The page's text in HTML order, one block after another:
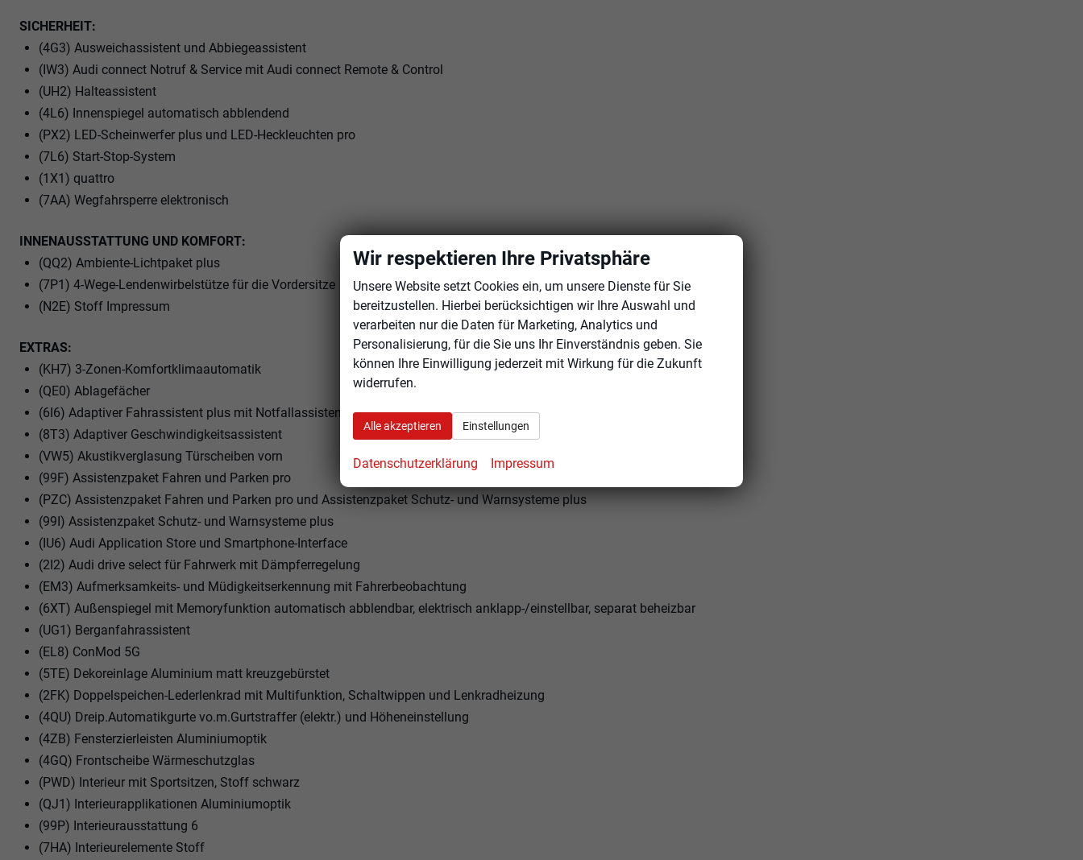
SICHERHEIT:
(4G3) Ausweichassistent und Abbiegeassistent
(IW3) Audi connect Notruf & Service mit Audi connect Remote & Control
(UH2) Halteassistent
(4L6) Innenspiegel automatisch abblendend
(PX2) LED-Scheinwerfer plus und LED-Heckleuchten pro
(7L6) Start-Stop-System
(1X1) quattro
(7AA) Wegfahrsperre elektronisch
INNENAUSSTATTUNG UND KOMFORT:
(QQ2) Ambiente-Lichtpaket plus
(7P1) 4-Wege-Lendenwirbelstütze für die Vordersitze
(N2E) Stoff Impressum
EXTRAS:
(KH7) 3-Zonen-Komfortklimaautomatik
(QE0) Ablagefächer
(6I6) Adaptiver Fahrassistent plus mit Notfallassistent
(8T3) Adaptiver Geschwindigkeitsassistent
(VW5) Akustikverglasung Türscheiben vorn
(99F) Assistenzpaket Fahren und Parken pro
(PZC) Assistenzpaket Fahren und Parken pro und Assistenzpaket Schutz- und Warnsysteme plus
(99I) Assistenzpaket Schutz- und Warnsysteme plus
(IU6) Audi Application Store und Smartphone-Interface
(2I2) Audi drive select für Fahrwerk mit Dämpferregelung
(EM3) Aufmerksamkeits- und Müdigkeitserkennung mit Fahrerbeobachtung
(6XT) Außenspiegel mit Memoryfunktion automatisch abblendbar, elektrisch anklapp-/einstellbar, separat beheizbar
(UG1) Berganfahrassistent
(EL8) ConMod 5G
(5TE) Dekoreinlage Aluminium matt kreuzgebürstet
(2FK) Doppelspeichen-Lederlenkrad mit Multifunktion, Schaltwippen und Lenkradheizung
(4QU) Dreip.Automatikgurte vo.m.Gurtstraffer (elektr.) und Höheneinstellung
(4ZB) Fensterzierleisten Aluminiumoptik
(4GQ) Frontscheibe Wärmeschutzglas
(PWD) Interieur mit Sportsitzen, Stoff schwarz
(QJ1) Interieurapplikationen Aluminiumoptik
(99P) Interieurausstattung 6
(7HA) Interieurelemente Stoff
Wir respektieren Ihre Privatsphäre
Unsere Website setzt Cookies ein, um unsere Dienste für Sie
bereitzustellen. Hierbei berücksichtigen wir Ihre Auswahl und
verarbeiten nur die Daten für Marketing, Analytics und
Personalisierung, für die Sie uns Ihr Einverständnis geben. Sie
können Ihre Einwilligung jederzeit mit Wirkung für die Zukunft
widerrufen.
Alle akzeptieren Einstellungen
Datenschutzerklärung Impressum